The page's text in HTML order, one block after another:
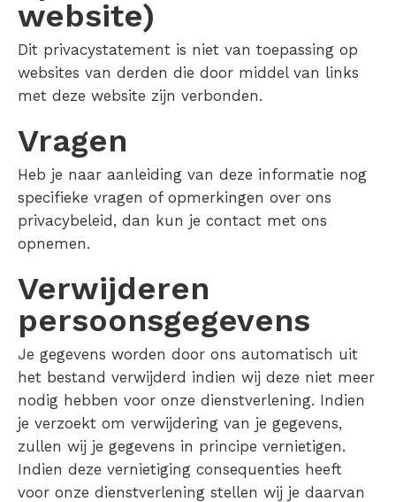
website)
Dit privacystatement is niet van toepassing op
websites van derden die door middel van links
met deze website zijn verbonden.
Vragen
Heb je naar aanleiding van deze informatie nog
specifieke vragen of opmerkingen over ons
privacybeleid, dan kun je contact met ons
opnemen.
Verwijderen
persoonsgegevens
Je gegevens worden door ons automatisch uit
het bestand verwijderd indien wij deze niet meer
nodig hebben voor onze dienstverlening. Indien
je verzoekt om verwijdering van je gegevens,
zullen wij je gegevens in principe vernietigen.
Indien deze vernietiging consequenties heeft
voor onze dienstverlening stellen wij je daarvan